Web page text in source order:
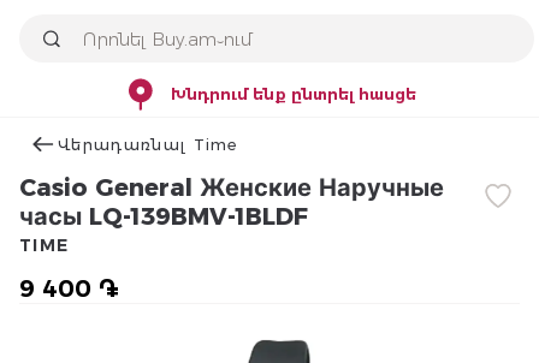
Խնդրում ենք ընտրել հասցե
Վերադառնալ Time
Casio General Женские Наручные
часы LQ-139BMV-1BLDF
9 400 ֏
TIME